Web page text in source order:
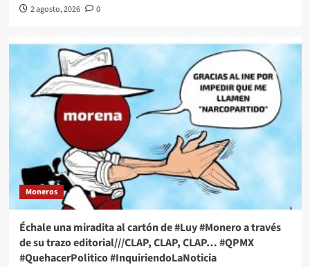
2 agosto, 2026 0
Moneros
Échale una miradita al cartón de #Luy #Monero a través
de su trazo editorial///CLAP, CLAP, CLAP… #QPMX
#QuehacerPolitico #InquiriendoLaNoticia